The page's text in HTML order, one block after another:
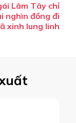
Lâm Tây chỉ
nghìn đồng đi
xinh lung linh